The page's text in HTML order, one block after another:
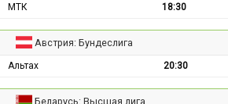
МТК 18:30
Австрия: Бундеслига
Альтах 20:30
Беларусь: Высшая лига